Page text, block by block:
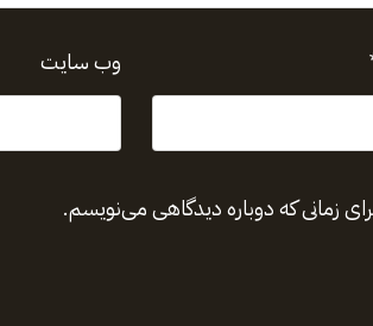
وب‌ سایت
زمانی که دوباره دیدگاهی می‌نویسم.